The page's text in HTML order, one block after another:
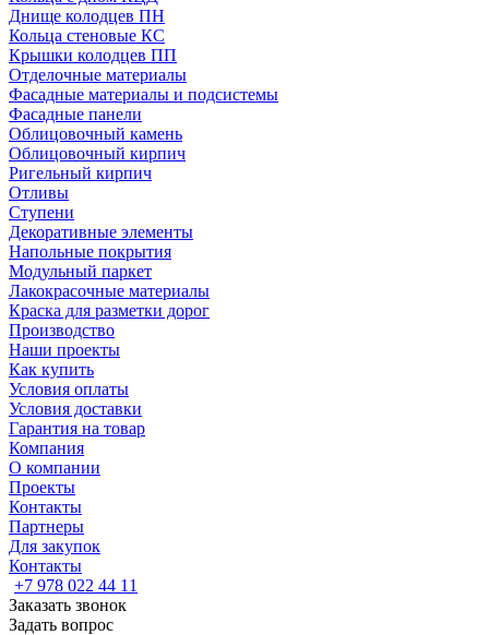
Днище колодцев ПН
Кольца стеновые КС
Крышки колодцев ПП
Отделочные материалы
Фасадные материалы и подсистемы
Фасадные панели
Облицовочный камень
Облицовочный кирпич
Ригельный кирпич
Отливы
Ступени
Декоративные элементы
Напольные покрытия
Модульный паркет
Лакокрасочные материалы
Краска для разметки дорог
Производство
Наши проекты
Как купить
Условия оплаты
Условия доставки
Гарантия на товар
Компания
О компании
Проекты
Контакты
Партнеры
Для закупок
Контакты
+7 978 022 44 11
Заказать звонок
Задать вопрос